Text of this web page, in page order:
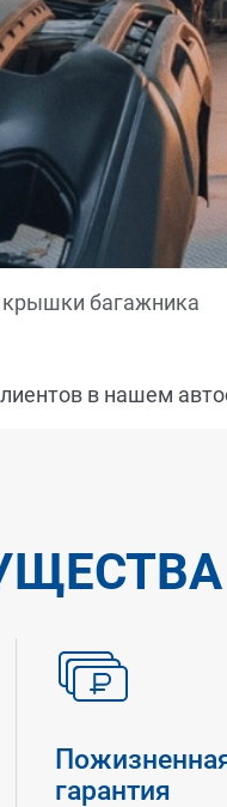
багажника
в нашем
гарантия